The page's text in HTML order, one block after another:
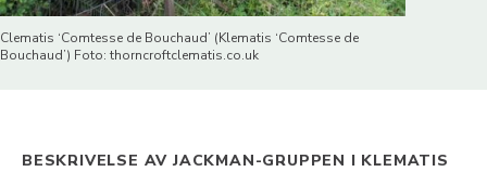
Clematis ‘Comtesse de Bouchaud’ (Klematis ‘Comtesse de
Bouchaud’) Foto: thorncroftclematis.co.uk
BESKRIVELSE AV JACKMAN-GRUPPEN I KLEMATIS